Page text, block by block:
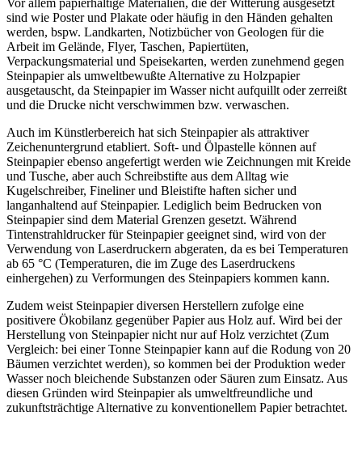
Vor allem papierhaltige Materialien, die der Witterung ausgesetzt
sind wie Poster und Plakate oder häufig in den Händen gehalten
werden, bspw. Landkarten, Notizbücher von Geologen für die
Arbeit im Gelände, Flyer, Taschen, Papiertüten,
Verpackungsmaterial und Speisekarten, werden zunehmend gegen
Steinpapier als umweltbewußte Alternative zu Holzpapier
ausgetauscht, da Steinpapier im Wasser nicht aufquillt oder zerreißt
und die Drucke nicht verschwimmen bzw. verwaschen.
Auch im Künstlerbereich hat sich Steinpapier als attraktiver
Zeichenuntergrund etabliert. Soft- und Ölpastelle können auf
Steinpapier ebenso angefertigt werden wie Zeichnungen mit Kreide
und Tusche, aber auch Schreibstifte aus dem Alltag wie
Kugelschreiber, Fineliner und Bleistifte haften sicher und
langanhaltend auf Steinpapier. Lediglich beim Bedrucken von
Steinpapier sind dem Material Grenzen gesetzt. Während
Tintenstrahldrucker für Steinpapier geeignet sind, wird von der
Verwendung von Laserdruckern abgeraten, da es bei Temperaturen
ab 65 °C (Temperaturen, die im Zuge des Laserdruckens
einhergehen) zu Verformungen des Steinpapiers kommen kann.
Zudem weist Steinpapier diversen Herstellern zufolge eine
positivere Ökobilanz gegenüber Papier aus Holz auf. Wird bei der
Herstellung von Steinpapier nicht nur auf Holz verzichtet (Zum
Vergleich: bei einer Tonne Steinpapier kann auf die Rodung von 20
Bäumen verzichtet werden), so kommen bei der Produktion weder
Wasser noch bleichende Substanzen oder Säuren zum Einsatz. Aus
diesen Gründen wird Steinpapier als umweltfreundliche und
zukunftsträchtige Alternative zu konventionellem Papier betrachtet.